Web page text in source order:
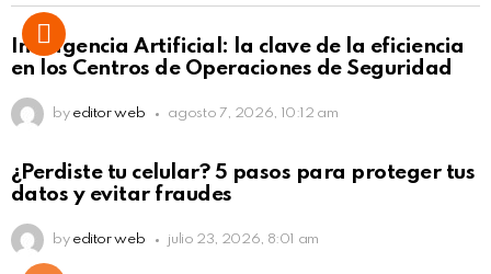
Inteligencia Artificial: la clave de la eficiencia
en los Centros de Operaciones de Seguridad
by editor web agosto 7, 2026, 10:12 am
¿Perdiste tu celular? 5 pasos para proteger tus
datos y evitar fraudes
by editor web julio 23, 2026, 8:01 am